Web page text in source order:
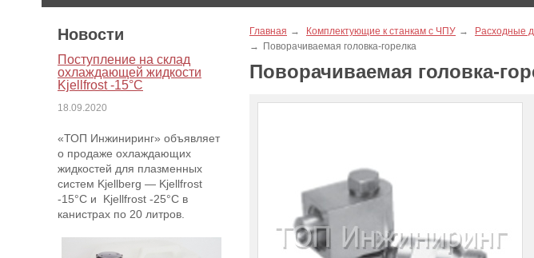
Главная Комплектующие к станкам с ЧПУ Расходные
Поворачиваемая головка-горелка
Поворачиваемая головка-
Новости
Поступление на склад
охлаждающей жидкости
Kjellfrost -15°C
18.09.2020
«ТОП Инжиниринг» объявляет
о продаже охлаждающих
жидкостей для плазменных
систем Kjellberg — Kjellfrost
-15°C и Kjellfrost -25°C в
канистрах по 20 литров.